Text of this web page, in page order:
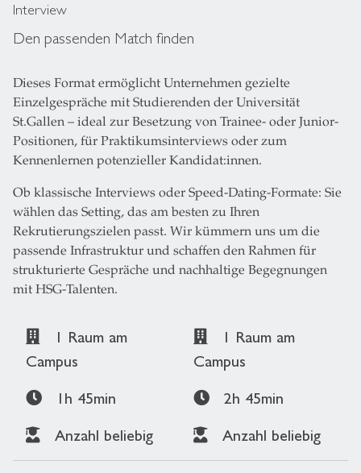
Interview
Den passenden Match finden
Dieses Format ermöglicht Unternehmen gezielte
Einzelgespräche mit Studierenden der Universität
St.Gallen – ideal zur Besetzung von Trainee- oder Junior-
Positionen, für Praktikumsinterviews oder zum
Kennenlernen potenzieller Kandidat:innen.
Ob klassische Interviews oder Speed-Dating-Formate: Sie
wählen das Setting, das am besten zu Ihren
Rekrutierungszielen passt. Wir kümmern uns um die
passende Infrastruktur und schaffen den Rahmen für
strukturierte Gespräche und nachhaltige Begegnungen
mit HSG-Talenten.
1 Raum am
Campus
1h 45min
Anzahl beliebig
1 Raum am
Campus
2h 45min
Anzahl beliebig